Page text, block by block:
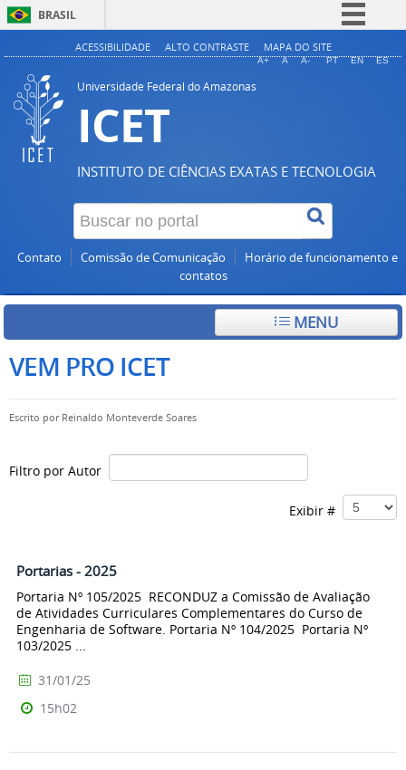
BRASIL
Simplifique!
ACESSIBILIDADE ALTO CONTRASTE MAPA DO SITE
A+ A A- PT EN ES
Universidade Federal do Amazonas
ICET
INSTITUTO DE CIÊNCIAS EXATAS E TECNOLOGIA
Contato Comissão de Comunicação
Horário de funcionamento e
contatos
MENU
VEM PRO ICET
Escrito por Reinaldo Monteverde Soares
Filtro por Autor
Exibir #
Portarias - 2025
Portaria Nº 105/2025 RECONDUZ a Comissão de Avaliação
de Atividades Curriculares Complementares do Curso de
Engenharia de Software. Portaria Nº 104/2025 Portaria Nº
103/2025 ...
31/01/25
15h02